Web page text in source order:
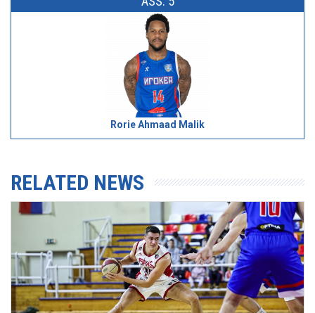
Rorie Ahmaad Malik
RELATED NEWS